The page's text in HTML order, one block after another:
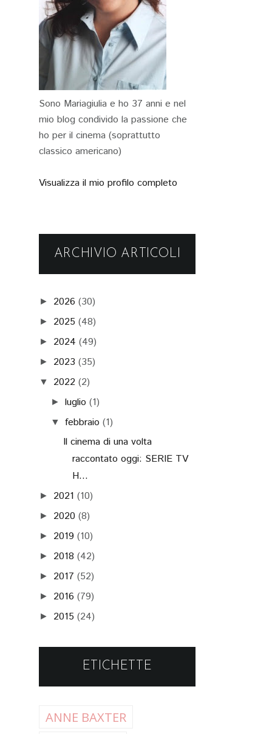
Sono Mariagiulia e ho 37 anni e nel
mio blog condivido la passione che
ho per il cinema (soprattutto
classico americano)
Visualizza il mio profilo completo
ARCHIVIO ARTICOLI
► 2026 (30)
► 2025 (48)
► 2024 (49)
► 2023 (35)
▼ 2022 (2)
►luglio (1)
▼ febbraio (1)
Il cinema di una volta
raccontato oggi: SERIE TV
H...
► 2021 (10)
► 2020 (8)
► 2019 (10)
► 2018 (42)
► 2017 (52)
► 2016 (79)
► 2015 (24)
ETICHETTE
ANNE BAXTER